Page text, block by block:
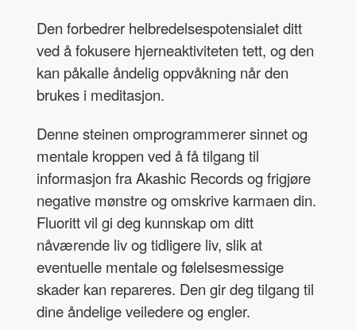
Den forbedrer helbredelsespotensialet ditt
ved å fokusere hjerneaktiviteten tett, og den
kan påkalle åndelig oppvåkning når den
brukes i meditasjon.
Denne steinen omprogrammerer sinnet og
mentale kroppen ved å få tilgang til
informasjon fra Akashic Records og frigjøre
negative mønstre og omskrive karmaen din.
Fluoritt vil gi deg kunnskap om ditt
nåværende liv og tidligere liv, slik at
eventuelle mentale og følelsesmessige
skader kan repareres. Den gir deg tilgang til
dine åndelige veiledere og engler.